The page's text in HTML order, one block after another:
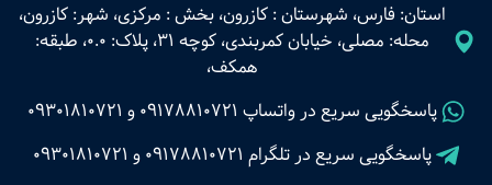
استان: فارس، شهرستان : کازرون، بخش : مرکزی، شهر: کازرون،
محله: مصلی، خیابان کمربندی، کوچه 31، پلاک: 0.0، طبقه:
همکف،
پاسخگویی سریع در واتساپ 09178810721 و 09301810721
پاسخگویی سریع در تلگرام 09178810721 و 09301810721